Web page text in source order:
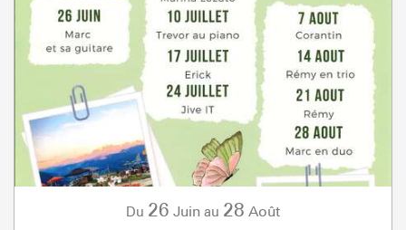
Du 26 Juin au 28 Août